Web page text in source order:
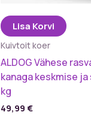
Lisa Korvi
Kuivtoit koer
ALDOG Vähese
kanaga keskmise
kg
49,99 €